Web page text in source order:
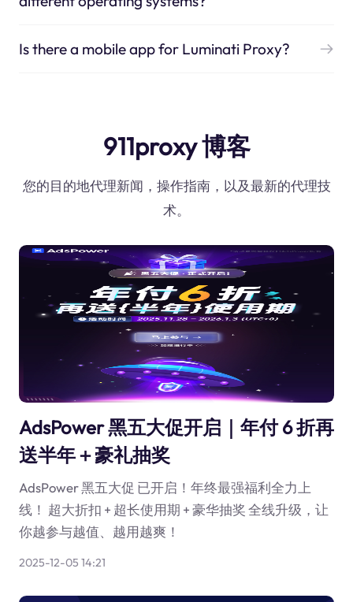
Is there a mobile app for Luminati Proxy?
911proxy 博客
您的目的地代理新闻，操作指南，以及最新的代理技
术。
AdsPower 黑五大促开启｜年付 6 折再
送半年＋豪礼抽奖
AdsPower 黑五大促 已开启！年终最强福利全力上
线！ 超大折扣 + 超长使用期 + 豪华抽奖 全线升级，让
你越参与越值、越用越爽！
2025-12-05 14:21